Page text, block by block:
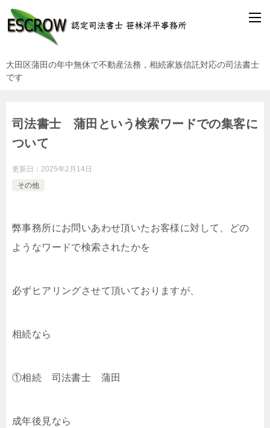
大田区蒲田の年中無休で不動産法務，相続家族信託対応の司法書士
です
司法書士 蒲田という検索ワードでの集客に
ついて
更新日： 2025年2月14日
その他
弊事務所にお問いあわせ頂いたお客様に対して、どの
ようなワードで検索されたかを
必ずヒアリングさせて頂いておりますが、
相続なら
①相続 司法書士 蒲田
成年後見なら